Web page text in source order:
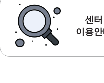
센터
이용안